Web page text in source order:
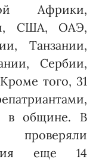
Африки,
США, ОАЭ,
Танзании,
Сербии,
того, 31
в общине. В
еще 14